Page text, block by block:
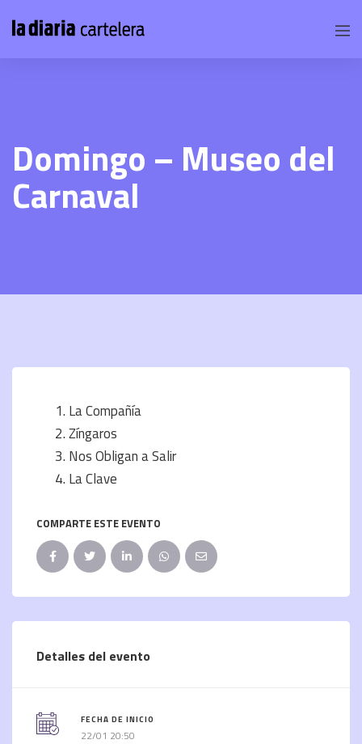
Domingo – Museo del
Carnaval
La Compañía
Zíngaros
Nos Obligan a Salir
La Clave
COMPARTE ESTE EVENTO
Detalles del evento
FECHA DE INICIO
22/01 20:50